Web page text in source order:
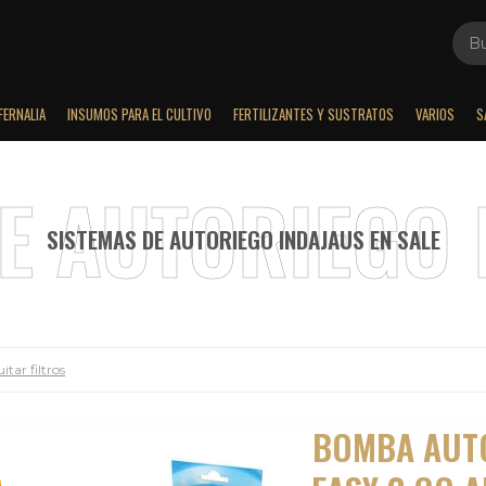
INSUMOS PARA EL CULTIVO FERTILIZANTES Y SUSTRATOS VARIOS
SISTEMAS DE AUTORIEGO INDAJAUS EN SALE
filtros
BOMBA